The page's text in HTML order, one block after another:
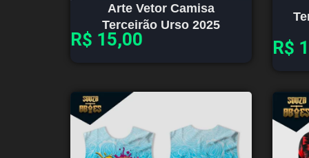
Arte Vetor Camisa
Terceirão Urso 2025
R$ 15,00 R$